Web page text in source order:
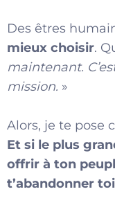
Des êtres
mieux choisir.
maintenant.
mission. »
Alors, je te pose
Et si le plus
offrir à ton
t’abandonner